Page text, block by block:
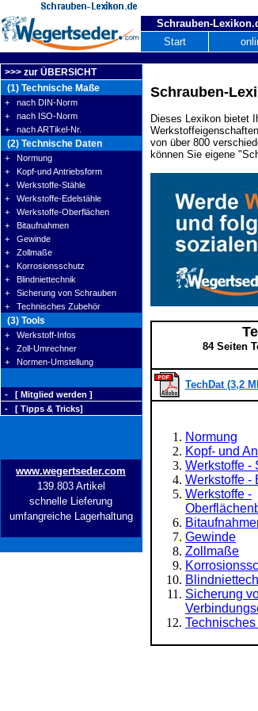
Schrauben-
Start
>>> zur ÜBERSICHT
(1) Technische Maße
+ nach DIN-Norm
+ nach ISO-Norm
+ nach ARTikel-Nr.
(2) Technische Daten
+ Normung
+ Kopf-und Antriebsform
+ Werkstoffe-Stähle
+ Werkstoffe-Edelstähle
+ Werkstoffe-Oberflächen
+ Bitaufnahmen
+ Gewinde
+ Zollmaße
+ Korrosionsschutz
+ Blindniettechnik
+ Sicherung von Schrauben
+ Technisches Zubehör
(3) Tools
+ Werkstoff-Infos
+ Zoll-Umrechner
+ Normen-Umstellung
- [ Mitglied werden ]
- [ Tipps & Tricks]
www.wegertseder.com
139.803 Artikel
schnelle Lieferung
umfangreiche Lagerhaltung
Schrauben-
Dieses Lexikon bietet
von über 800
können Sie eigene
84 Seiten
TechDat (3,2
Normung
Kopf- und
Werkstoffe -
Werkstoffe -
Werkstoffe -
Gewinde
Zollmaße
Sicherung